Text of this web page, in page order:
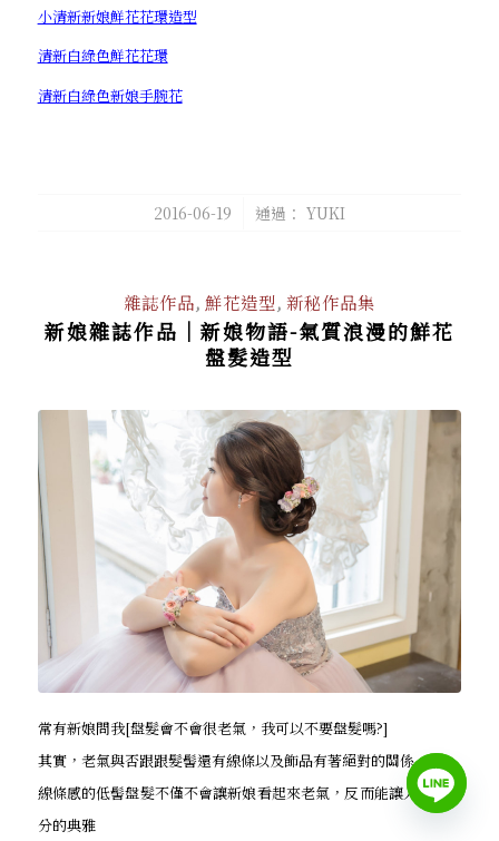
小清新新娘鮮花花環造型
清新白綠色鮮花花環
清新白綠色新娘手腕花
2016-06-19
/ 通過： YUKI
雜誌作品, 鮮花造型, 新秘作品集
新娘雜誌作品│新娘物語-氣質浪漫的鮮花
盤髮造型
常有新娘問我[盤髮會不會很老氣，我可以不要盤髮嗎?]
其實，老氣與否跟跟髮髻還有線條以及飾品有著絕對的關係
線條感的低髻盤髮不僅不會讓新娘看起來老氣，反而能讓人多了幾
分的典雅